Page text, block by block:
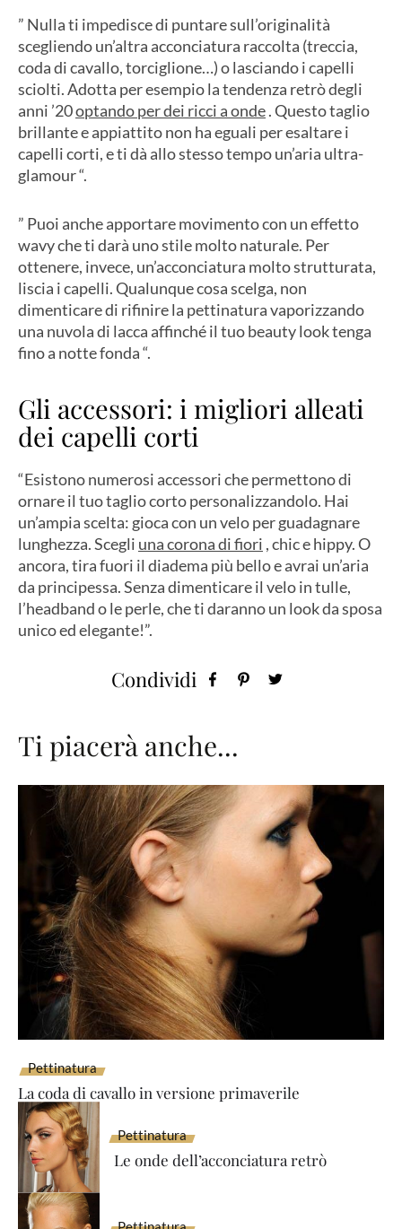
” Nulla ti impedisce di puntare sull’originalità
scegliendo un’altra acconciatura raccolta (treccia,
coda di cavallo, torciglione…) o lasciando i capelli
sciolti. Adotta per esempio la tendenza retrò degli
anni ’20optando per dei ricci a onde. Questo taglio
brillante e appiattito non ha eguali per esaltare i
capelli corti, e ti dà allo stesso tempo un’aria ultra-
glamour “.
” Puoi anche apportare movimento con un effetto
wavy che ti darà uno stile molto naturale. Per
ottenere, invece, un’acconciatura molto strutturata,
liscia i capelli. Qualunque cosa scelga, non
dimenticare di rifinire la pettinatura vaporizzando
una nuvola di lacca affinché il tuo beauty look tenga
fino a notte fonda “.
Gli accessori: i migliori alleati
dei capelli corti
“Esistono numerosi accessori che permettono di
ornare il tuo taglio corto personalizzandolo. Hai
un’ampia scelta: gioca con un velo per guadagnare
lunghezza. Scegli una corona di fiori , chic e hippy. O
ancora, tira fuori il diadema più bello e avrai un’aria
da principessa. Senza dimenticare il velo in tulle,
l’headband o le perle, che ti daranno un look da sposa
unico ed elegante!”.
Condividi
Ti piacerà anche...
Pettinatura
La coda di cavallo in versione primaverile
Pettinatura
Le onde dell’acconciatura retrò